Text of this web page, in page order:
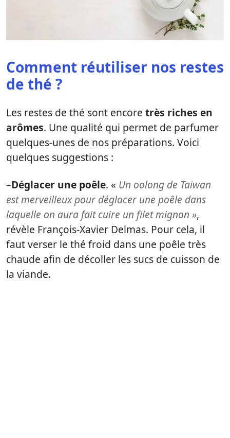
Comment réutiliser nos restes
de thé ?
Les restes de thé sont encore très riches en
arômes. Une qualité qui permet de parfumer
quelques-unes de nos préparations. Voici
quelques suggestions :
–Déglacer une poêle. « Un oolong de Taiwan
est merveilleux pour déglacer une poêle dans
laquelle on aura fait cuire un filet mignon »,
révèle François-Xavier Delmas. Pour cela, il
faut verser le thé froid dans une poêle très
chaude afin de décoller les sucs de cuisson de
la viande.